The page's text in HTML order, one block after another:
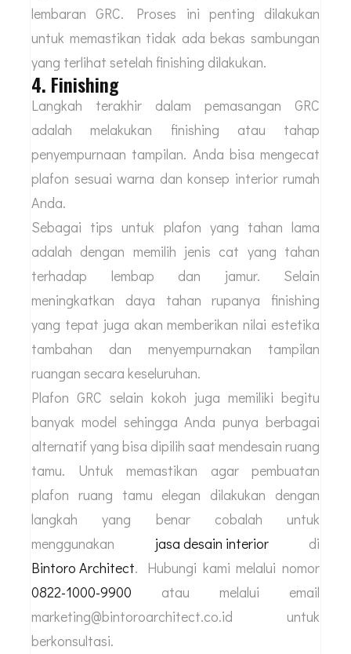
lembaran GRC. Proses ini penting dilakukan
untuk memastikan tidak ada bekas sambungan
yang terlihat setelah finishing dilakukan.
4. Finishing
Langkah terakhir dalam pemasangan GRC
adalah melakukan finishing atau tahap
penyempurnaan tampilan. Anda bisa mengecat
plafon sesuai warna dan konsep interior rumah
Anda.
Sebagai tips untuk plafon yang tahan lama
adalah dengan memilih jenis cat yang tahan
terhadap lembap dan jamur. Selain
meningkatkan daya tahan rupanya finishing
yang tepat juga akan memberikan nilai estetika
tambahan dan menyempurnakan tampilan
ruangan secara keseluruhan.
Plafon GRC selain kokoh juga memiliki begitu
banyak model sehingga Anda punya berbagai
alternatif yang bisa dipilih saat mendesain ruang
tamu. Untuk memastikan agar pembuatan
plafon ruang tamu elegan dilakukan dengan
langkah yang benar cobalah untuk
menggunakan jasa desain interiordi
Bintoro Architect. Hubungi kami melalui nomor
0822-1000-9900 atau melalui email
marketing@bintoroarchitect.co.id untuk
berkonsultasi.